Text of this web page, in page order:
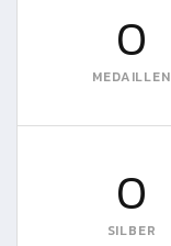
0
MEDAILLEN
0
SILBER